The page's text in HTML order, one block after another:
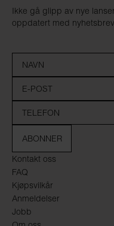
Kontakt oss
FAQ
Kjøpsvilkår
Anmeldelser
Jobb
Ikke gå glipp av nye
oppdatert med
ABONNER